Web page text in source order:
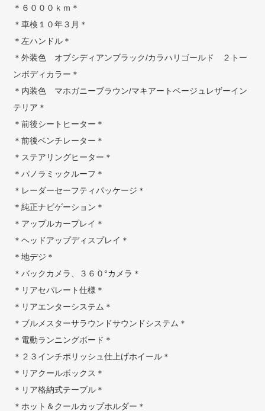
＊６０００ｋｍ＊
＊車検１０年３月＊
＊左ハンドル＊
＊外装色 オブシディアンブラック/カラハリゴールド ２トー
ンボディカラー＊
＊内装色 マホガニーブラウン/マキアートベージュレザーイン
テリア＊
＊前後シートヒーター＊
＊前後ベンチレーター＊
＊ステアリングヒーター＊
＊パノラミックルーフ＊
＊レーダーセーフティパッケージ＊
＊純正ナビゲーション＊
＊アップルカープレイ＊
＊ヘッドアップディスプレイ＊
＊地デジ＊
＊バックカメラ、３６０°カメラ＊
＊リアセパレート仕様＊
＊リアエンターシステム＊
＊ブルメスターサラウンドサウンドシステム＊
＊電動ランニングボード＊
＊２３インチポリッシュ仕上げホイール＊
＊リアクールボックス＊
＊リア格納式テーブル＊
＊ホット＆クールカップホルダー＊